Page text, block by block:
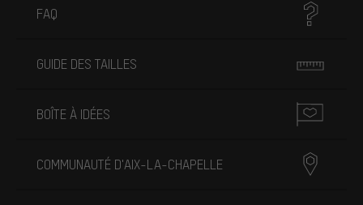
FAQ
GUIDE DES TAILLES
BOÎTE À IDÉES
COMMUNAUTÉ D'AIX-LA-CHAPELLE